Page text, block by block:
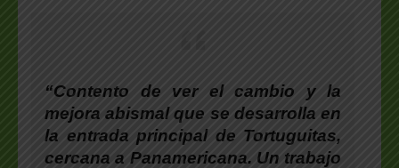
“Contento de ver el cambio y la
mejora abismal que se desarrolla en
la entrada principal de Tortuguitas,
cercana a Panamericana. Un trabajo